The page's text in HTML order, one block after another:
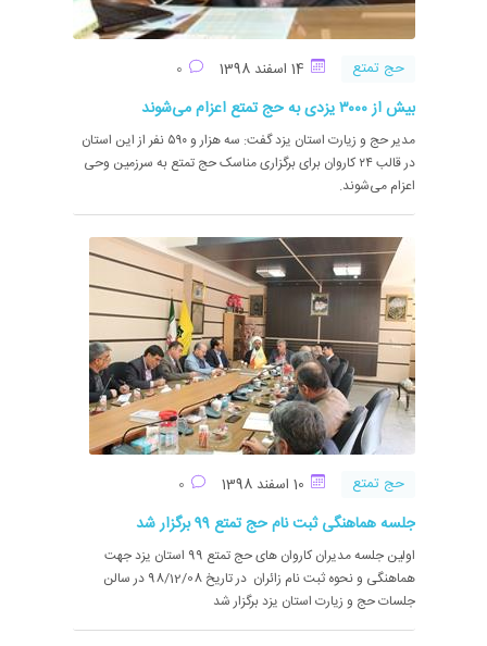
حج تمتع
بیش از ۳۰۰۰ یزدی به حج تمتع اعزام می‌شوند
مدیر حج و زیارت استان یزد گفت: سه هزار و ۵۹۰ نفر از این استان
در قالب ۲۴ کاروان برای برگزاری مناسک حج تمتع به سرزمین وحی
اعزام می‌شوند.
حج تمتع
جلسه هماهنگی ثبت نام حج تمتع 99 برگزار شد
اولین جلسه مدیران کاروان های حج تمتع 99 استان یزد جهت
هماهنگی و نحوه ثبت نام زائران در تاریخ 98/12/08 در سالن
جلسات حج و زیارت استان یزد برگزار شد